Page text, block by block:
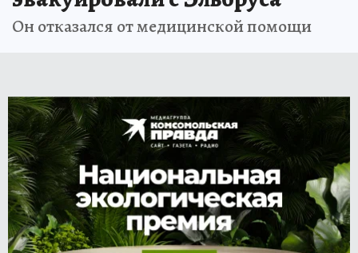
Он отказался от медицинской помощи